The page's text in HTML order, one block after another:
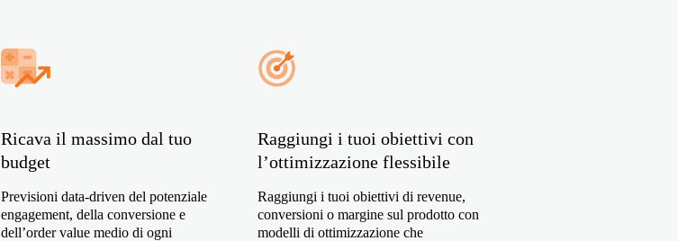
Ricava il massimo dal tuo
budget
Previsioni data-driven del potenziale
engagement, della conversione e
dell’order value medio di ogni
Raggiungi i tuoi obiettivi con
l’ottimizzazione flessibile
Raggiungi i tuoi obiettivi di revenue,
conversioni o margine sul prodotto con
modelli di ottimizzazione che